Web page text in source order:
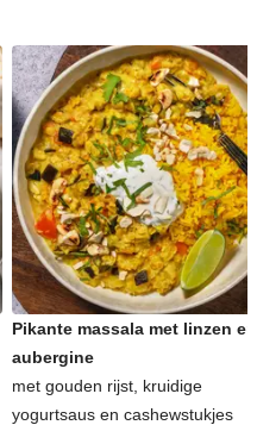
Pikante massala met linzen en
aubergine
met gouden rijst, kruidige
yogurtsaus en cashewstukjes